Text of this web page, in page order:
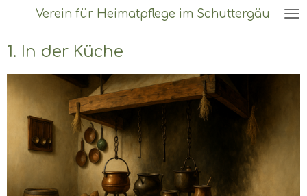
springen
Verein für Heimatpflege im Schuttergäu
1. In der Küche